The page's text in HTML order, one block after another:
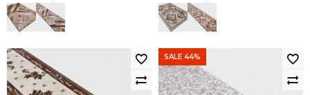
SALE 44%